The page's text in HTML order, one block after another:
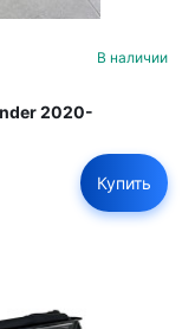
В наличии
2020-
Купить